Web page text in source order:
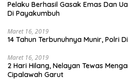
Pelaku Berhasil Gasak Emas Dan
Di Payakumbuh
Maret 16, 2019
14 Tahun Terbunuhnya Munir, Polri
Maret 16, 2019
2 Hari Hilang, Nelayan Tewas
Cipalawah Garut